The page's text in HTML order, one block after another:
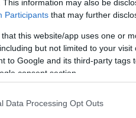
This information may also be
Participants that may further
that this website/app uses one or
but not limited to your
to Google and its third-party
consent section.
Data Processing Opt Outs
árnyal valamelyest. Ha
(bocsánat: